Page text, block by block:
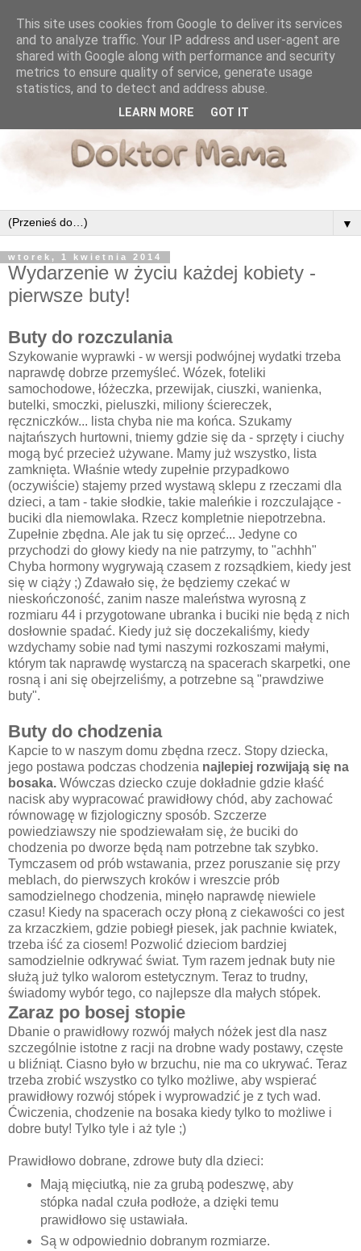
▼
wtorek, 1 kwietnia 2014
Wydarzenie w życiu każdej kobiety -
pierwsze buty!
Buty do rozczulania
Szykowanie wyprawki - w wersji podwójnej wydatki trzeba
naprawdę dobrze przemyśleć. Wózek, foteliki
samochodowe, łóżeczka, przewijak, ciuszki, wanienka,
butelki, smoczki, pieluszki, miliony ściereczek,
ręczniczków... lista chyba nie ma końca. Szukamy
najtańszych hurtowni, tniemy gdzie się da - sprzęty i ciuchy
mogą być przecież używane. Mamy już wszystko, lista
zamknięta. Właśnie wtedy zupełnie przypadkowo
(oczywiście) stajemy przed wystawą sklepu z rzeczami dla
dzieci, a tam - takie słodkie, takie maleńkie i rozczulające -
buciki dla niemowlaka. Rzecz kompletnie niepotrzebna.
Zupełnie zbędna. Ale jak tu się oprzeć... Jedyne co
przychodzi do głowy kiedy na nie patrzymy, to "achhh"
Chyba hormony wygrywają czasem z rozsądkiem, kiedy jest
się w ciąży ;) Zdawało się, że będziemy czekać w
nieskończoność, zanim nasze maleństwa wyrosną z
rozmiaru 44 i przygotowane ubranka i buciki nie będą z nich
dosłownie spadać. Kiedy już się doczekaliśmy, kiedy
wzdychamy sobie nad tymi naszymi rozkoszami małymi,
którym tak naprawdę wystarczą na spacerach skarpetki, one
rosną i ani się obejrzeliśmy, a potrzebne są "prawdziwe
buty".
Buty do chodzenia
Kapcie to w naszym domu zbędna rzecz. Stopy dziecka,
jego postawa podczas chodzenia najlepiej rozwijają się na
bosaka. Wówczas dziecko czuje dokładnie gdzie kłaść
nacisk aby wypracować prawidłowy chód, aby zachować
równowagę w fizjologiczny sposób. Szczerze
powiedziawszy nie spodziewałam się, że buciki do
chodzenia po dworze będą nam potrzebne tak szybko.
Tymczasem od prób wstawania, przez poruszanie się przy
meblach, do pierwszych kroków i wreszcie prób
samodzielnego chodzenia, minęło naprawdę niewiele
czasu! Kiedy na spacerach oczy płoną z ciekawości co jest
za krzaczkiem, gdzie pobiegł piesek, jak pachnie kwiatek,
trzeba iść za ciosem! Pozwolić dzieciom bardziej
samodzielnie odkrywać świat. Tym razem jednak buty nie
służą już tylko walorom estetycznym. Teraz to trudny,
świadomy wybór tego, co najlepsze dla małych stópek.
Zaraz po bosej stopie
Dbanie o prawidłowy rozwój małych nóżek jest dla nasz
szczególnie istotne z racji na drobne wady postawy, częste
u bliźniąt. Ciasno było w brzuchu, nie ma co ukrywać. Teraz
trzeba zrobić wszystko co tylko możliwe, aby wspierać
prawidłowy rozwój stópek i wyprowadzić je z tych wad.
Ćwiczenia, chodzenie na bosaka kiedy tylko to możliwe i
dobre buty! Tylko tyle i aż tyle ;)
Prawidłowo dobrane, zdrowe buty dla dzieci:
Mają mięciutką, nie za grubą podeszwę, aby
stópka nadal czuła podłoże, a dzięki temu
prawidłowo się ustawiała.
Są w odpowiednio dobranym rozmiarze.
This site uses cookies from Google to deliver its services
and to analyze traffic. Your IP address and user-agent are
shared with Google along with performance and security
metrics to ensure quality of service, generate usage
statistics, and to detect and address abuse.
LEARN MORE GOT IT